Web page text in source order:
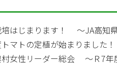
培はじまります！ ～JA高知
マトの定植が始まりました
村女性リーダー総会 ～Ｒ7年